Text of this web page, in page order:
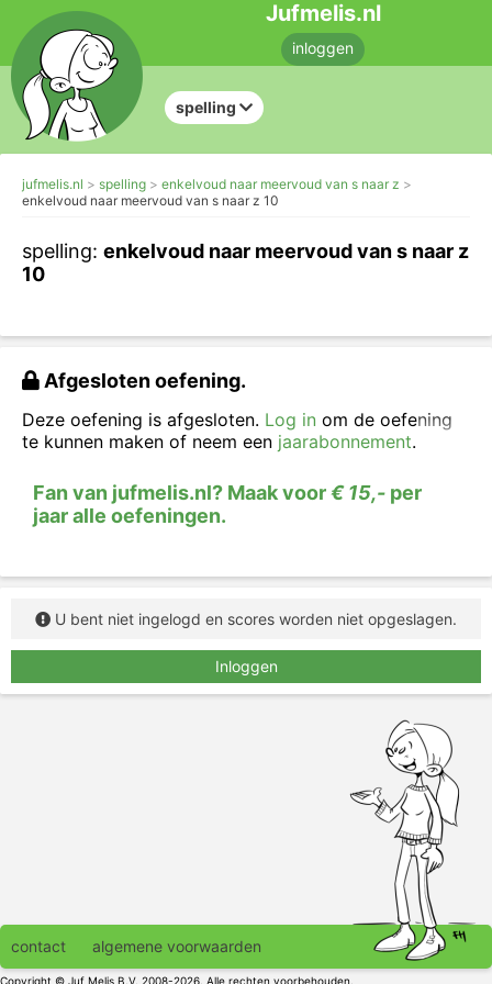
Jufmelis.nl
inloggen
spelling
jufmelis.nl spelling
enkelvoud naar meervoud van s naar z
enkelvoud naar meervoud van s naar z 10
spelling: enkelvoud naar meervoud van s naar z
10
Afgesloten oefening.
Deze oefening is afgesloten. Log in om de oefening
te kunnen maken of neem een jaarabonnement.
Fan van jufmelis.nl? Maak voor€ 15,- per
jaar alle oefeningen.
U bent niet ingelogd en scores worden niet opgeslagen.
Inloggen
contact algemene voorwaarden
Copyright © Juf Melis B.V. 2008-2026. Alle rechten voorbehouden.